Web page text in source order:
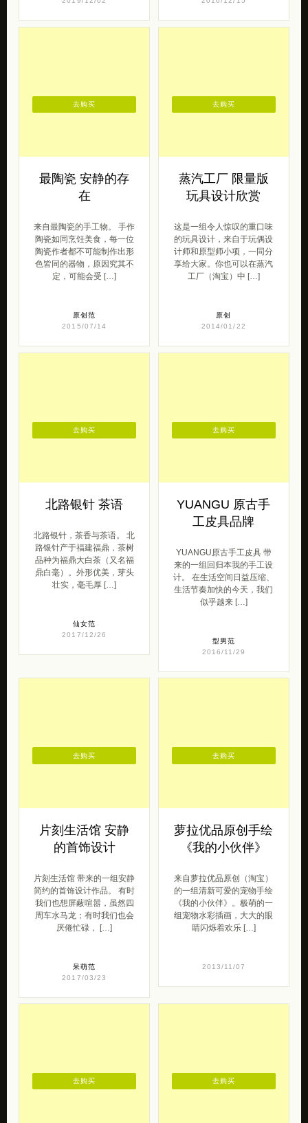
最陶瓷 安静的存
在
来自最陶瓷的手工物。 手作
陶瓷如同烹饪美食，每一位
陶瓷作者都不可能制作出形
色皆同的器物，原因究其不
定，可能会受 […]
原创范
2015/07/14
去购买
蒸汽工厂 限量版
玩具设计欣赏
这是一组令人惊叹的重口味
的玩具设计，来自于玩偶设
计师和原型师小项，一同分
享给大家。你也可以在蒸汽
工厂（淘宝）中 […]
原创
2014/01/22
去购买
北路银针 茶语
北路银针，茶香与茶语。 北
路银针产于福建福鼎，茶树
品种为福鼎大白茶（又名福
鼎白毫）。外形优美，芽头
壮实，毫毛厚 […]
仙女范
2017/12/26
去购买
YUANGU 原古手
工皮具品牌
YUANGU原古手工皮具 带
来的一组回归本我的手工设
计。 在生活空间日益压缩、
生活节奏加快的今天，我们
似乎越来 […]
型男范
2016/11/29
去购买
片刻生活馆 安静
的首饰设计
片刻生活馆 带来的一组安静
简约的首饰设计作品。 有时
我们也想屏蔽喧嚣，虽然四
周车水马龙；有时我们也会
厌倦忙碌， […]
呆萌范
2017/03/23
去购买
萝拉优品原创手绘
《我的小伙伴》
来自萝拉优品原创（淘宝）
的一组清新可爱的宠物手绘
《我的小伙伴》。极萌的一
组宠物水彩插画，大大的眼
睛闪烁着欢乐 […]
2013/11/07
去购买
去购买 去购买